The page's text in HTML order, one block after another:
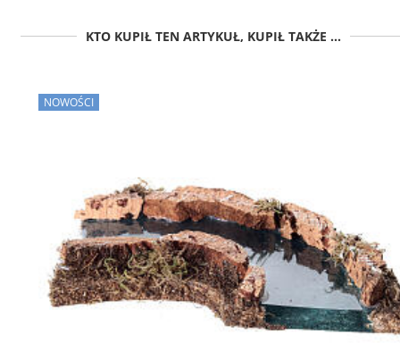
KTO KUPIŁ TEN ARTYKUŁ, KUPIŁ TAKŻE ...
NOWOŚCI